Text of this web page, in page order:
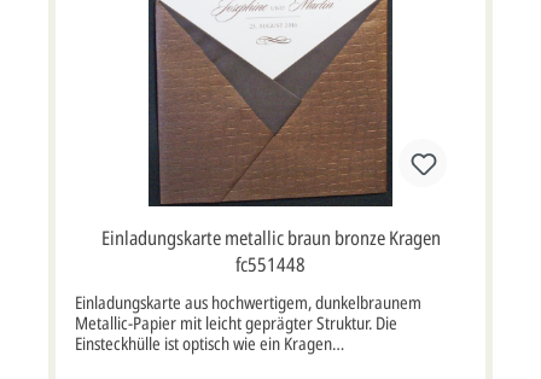
Einladungskarte metallic braun bronze Kragen
fc551448
Einladungskarte aus hochwertigem, dunkelbraunem
Metallic-Papier mit leicht geprägter Struktur. Die
Einsteckhülle ist optisch wie ein Kragen